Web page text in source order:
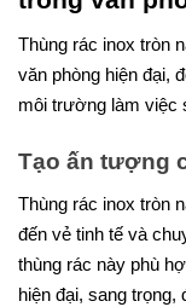
Thùng rác inox tròn
văn phòng hiện đại,
môi trường làm việc
Tạo ấn tượng
Thùng rác inox tròn
đến vẻ tinh tế và
thùng rác này phù
hiện đại, sang